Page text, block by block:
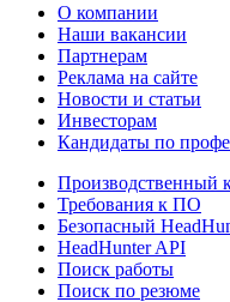
О компании
Наши вакансии
Партнерам
Реклама на сайте
Новости и статьи
Инвесторам
Кандидаты по
Производственный
Требования к ПО
Безопасный
HeadHunter API
Поиск работы
Поиск по резюме